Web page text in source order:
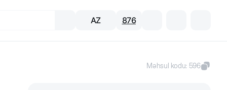
AZ 876
Məhsul kodu: 596